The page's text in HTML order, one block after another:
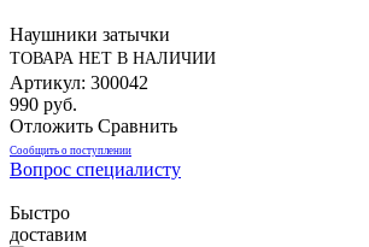
Наушники затычки
ТОВАРА НЕТ В НАЛИЧИИ
Артикул: 300042
990 руб.
Отложить Сравнить
Сообщить о поступлении
Вопрос специалисту
Быстро
доставим